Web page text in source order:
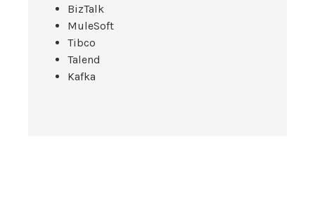
BizTalk
MuleSoft
Tibco
Talend
Kafka